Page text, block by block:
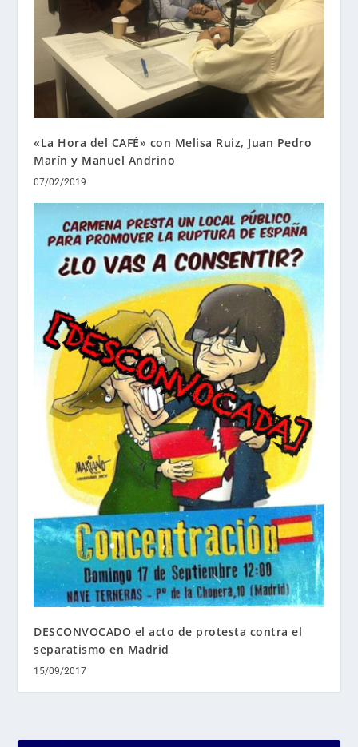
«La Hora del CAFÉ» con Melisa Ruiz, Juan Pedro
Marín y Manuel Andrino
07/02/2019
DESCONVOCADO el acto de protesta contra el
separatismo en Madrid
15/09/2017